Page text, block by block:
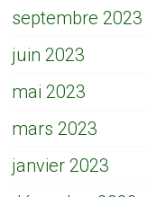
septembre 2023
juin 2023
mai 2023
mars 2023
janvier 2023